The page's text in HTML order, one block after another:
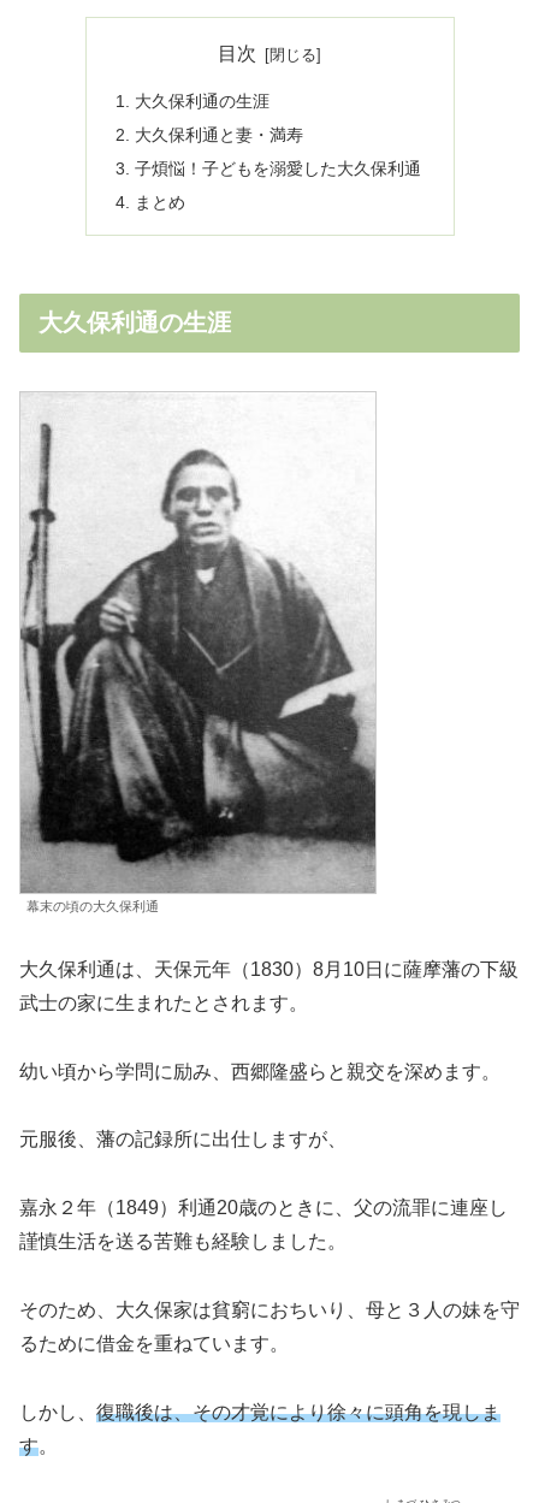
目次
大久保利通の生涯
大久保利通と妻・満寿
子煩悩！子どもを溺愛した大久保利通
まとめ
大久保利通の生涯
幕末の頃の大久保利通
大久保利通は、天保元年（1830）8月10日に薩摩藩の下級
武士の家に生まれたとされます。
幼い頃から学問に励み、西郷隆盛らと親交を深めます。
元服後、藩の記録所に出仕しますが、
嘉永２年（1849）利通20歳のときに、父の流罪に連座し
謹慎生活を送る苦難も経験しました。
そのため、大久保家は貧窮におちいり、母と３人の妹を守
るために借金を重ねています。
しかし、 復職後は、その才覚により徐々に頭角を現しま
す。